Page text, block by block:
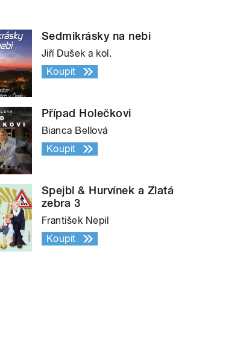
Sedmikrásky na nebi
Jiří Dušek a kol.
Koupit
Případ Holečkovi
Bianca Bellová
Koupit
Spejbl & Hurvínek a Zlatá
zebra 3
František Nepil
Koupit